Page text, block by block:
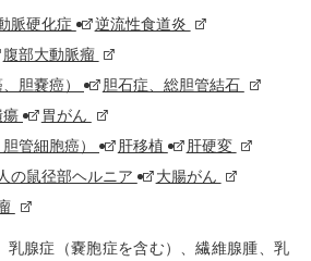
脈硬化症
逆流性食道炎
腹部大動脈瘤
胆嚢癌）
胆石症、総胆管結石
瘍
胃がん
管細胞癌）
肝移植
肝硬変
の鼠径部ヘルニア
大腸がん
乳腺症（嚢胞症を含む）、繊維腺腫、乳